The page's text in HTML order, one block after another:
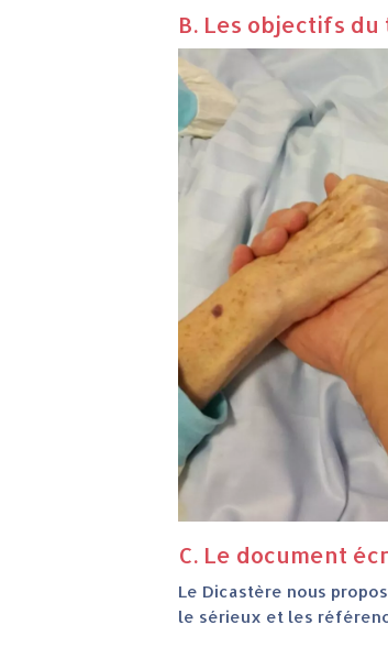
B. Les objectifs
C. Le document
Le Dicastère nous
le sérieux et les